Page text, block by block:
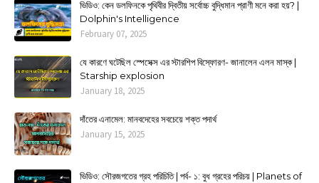
ভিডিও: কেন ডলফিনকে পৃথিবীর দ্বিতীয় সর্বোচ্চ বুদ্ধিমান প্রাণী মনে করা হয়? |
Dolphin's Intelligence
February 07, 2025
যে কারণে ঘটেছিল স্পেসেক্স এর স্টারশিপ বিস্ফোরণ- জানালেন এলন মাস্ক |
Starship explosion
January 18, 2025
দাঁতের এনামেল: মানবদেহের সবচেয়ে শক্ত পদার্থ
January 15, 2025
ভিডিও: সৌরজগতের গ্রহ পরিচিতি | পর্ব- ১: বুধ গ্রহের পরিচয় | Planets of